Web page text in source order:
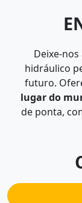
Deixe-
hidráulico
futuro.
lugar do
de ponta,